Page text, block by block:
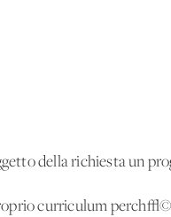
della richiesta un
curriculum